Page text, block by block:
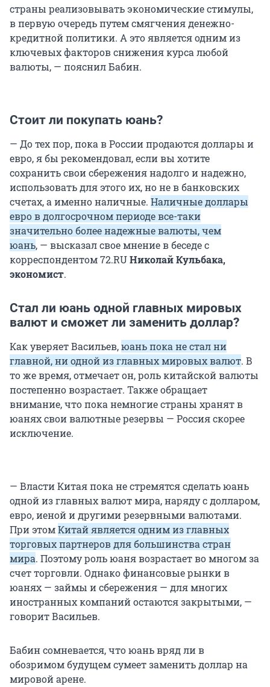
страны реализовывать экономические стимулы,
в первую очередь путем смягчения денежно-
кредитной политики. А это является одним из
ключевых факторов снижения курса любой
валюты, — пояснил Бабин.
Стоит ли покупать юань?
— До тех пор, пока в России продаются доллары и
евро, я бы рекомендовал, если вы хотите
сохранить свои сбережения надолго и надежно,
использовать для этого их, но не в банковских
счетах, а именно наличные. Наличные доллары
евро в долгосрочном периоде все-таки
значительно более надежные валюты, чем
юань, — высказал свое мнение в беседе с
корреспондентом 72.RUНиколай Кульбака,
экономист.
Стал ли юань одной главных мировых
валют и сможет ли заменить доллар?
Как уверяет Васильев,юань пока не стал ни
главной, ни одной из главных мировых валют. В
то же время, отмечает он, роль китайской валюты
постепенно возрастает. Также обращает
внимание, что пока немногие страны хранят в
юанях свои валютные резервы — Россия скорее
исключение.
— Власти Китая пока не стремятся сделать юань
одной из главных валют мира, наряду с долларом,
евро, иеной и другими резервными валютами.
При этомКитай является одним из главных
торговых партнеров для большинства стран
мира. Поэтому роль юаня возрастает во многом за
счет торговли. Однако финансовые рынки в
юанях — займы и сбережения — для многих
иностранных компаний остаются закрытыми, —
говорит Васильев.
Бабин сомневается, что юань вряд ли в
обозримом будущем сумеет заменить доллар на
мировой арене.